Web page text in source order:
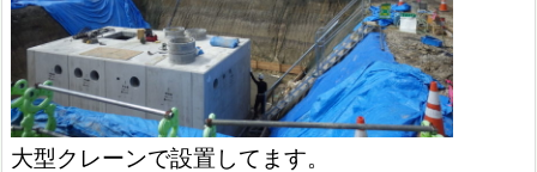
大型クレーンで設置してます。